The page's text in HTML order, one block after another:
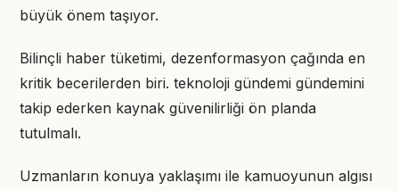
büyük önem taşıyor.
Bilinçli haber tüketimi, dezenformasyon çağında en
kritik becerilerden biri. teknoloji gündemi gündemini
takip ederken kaynak güvenilirliği ön planda
tutulmalı.
Uzmanların konuya yaklaşımı ile kamuoyunun algısı